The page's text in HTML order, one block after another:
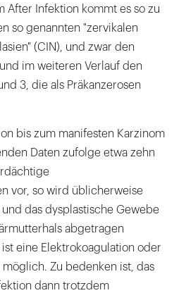
After Infektion kommt es so zu
so genannten "zervikalen
(CIN), und zwar den
im weiteren Verlauf den
3, die als Präkanzerosen
bis zum manifesten Karzinom
Daten zufolge etwa zehn
vor, so wird üblicherweise
das dysplastische Gewebe
abgetragen
eine Elektrokoagulation oder
Zu bedenken ist, das
dann trotzdem